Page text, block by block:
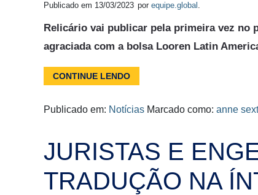
Publicado em 13/03/2023 por equipe.global .
Relicário vai publicar pela primeira vez no
agraciada com a bolsa Looren Latin
CONTINUE LENDO
Publicado em: Notícias Marcado como: anne
JURISTAS E
TRADUÇÃO NA